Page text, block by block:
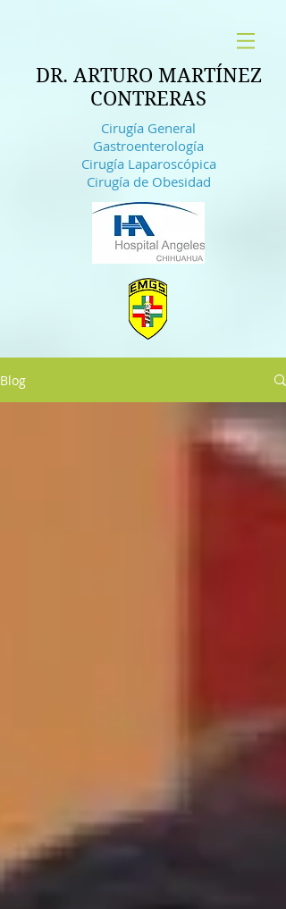
DR. ARTURO MARTÍNEZ
CONTRERAS
Cirugía General
Gastroenterología
Cirugía Laparoscópica
Cirugía de Obesidad
Blog